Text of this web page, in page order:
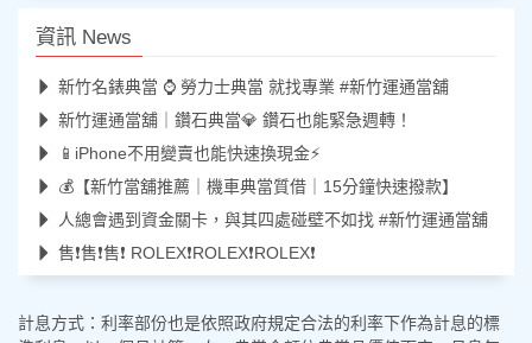
資訊 News
新竹名錶典當 ⌚ 勞力士典當 就找專業 #新竹運通當舖
新竹運通當舖｜鑽石典當💎 鑽石也能緊急週轉！
📱iPhone不用變賣也能快速換現金⚡
💰【新竹當舖推薦｜機車典當質借｜15分鐘快速撥款】
人總會遇到資金關卡，與其四處碰壁不如找 #新竹運通當舖
售❗️售❗️售❗️ ROLEX❗️ROLEX❗️ROLEX❗️
計息方式：利率部份也是依照政府規定合法的利率下作為計息的標